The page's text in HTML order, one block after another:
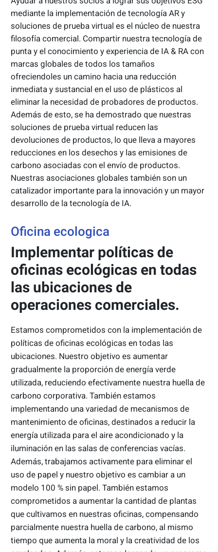
mediante la implementación de tecnología AR y
soluciones de prueba virtual es el núcleo de nuestra
filosofía comercial. Compartir nuestra tecnología de
punta y el conocimiento y experiencia de IA & RA con
marcas globales de todos los tamaños
ofreciendoles un camino hacia una reducción
inmediata y sustancial en el uso de plásticos al
eliminar la necesidad de probadores de productos.
Además de esto, se ha demostrado que nuestras
soluciones de prueba virtual reducen las
devoluciones de productos, lo que lleva a mayores
reducciones en los desechos y las emisiones de
carbono asociadas con el envío de productos.
Nuestras asociaciones globales también son un
catalizador importante para la innovación y un mayor
desarrollo de la tecnología de IA.
Oficina ecologica
Implementar políticas de
oficinas ecológicas en todas
las ubicaciones de
operaciones comerciales.
Estamos comprometidos con la implementación de
políticas de oficinas ecológicas en todas las
ubicaciones. Nuestro objetivo es aumentar
gradualmente la proporción de energía verde
utilizada, reduciendo efectivamente nuestra huella de
carbono corporativa. También estamos
implementando una variedad de mecanismos de
mantenimiento de oficinas, destinados a reducir la
energía utilizada para el aire acondicionado y la
iluminación en las salas de conferencias vacías.
Además, trabajamos activamente para eliminar el
uso de papel y nuestro objetivo es cambiar a un
modelo 100 % sin papel. También estamos
comprometidos a aumentar la cantidad de plantas
que cultivamos en nuestras oficinas, compensando
parcialmente nuestra huella de carbono, al mismo
tiempo que aumenta la moral y la creatividad de los